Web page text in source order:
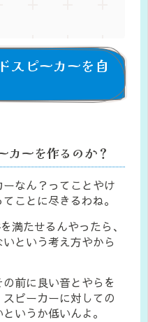
スピーカーを自
カーを作るのか？
なん？ってことやけ
ことに尽きるわね。
満たせるんやったら、
という考え方やから
前に良い音とやらを
ピーカーに対しての
いうか低いんよ。